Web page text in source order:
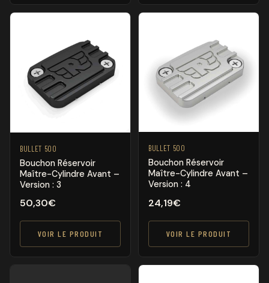
BULLET 500
Bouchon Réservoir
Maître-Cylindre Avant –
Version : 3
50,30€
VOIR LE PRODUIT
BULLET 500
Bouchon Réservoir
Maître-Cylindre Avant –
Version : 4
24,19€
VOIR LE PRODUIT